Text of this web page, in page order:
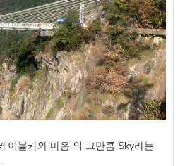
이블카와 마음 의 그만큼 Sky라는